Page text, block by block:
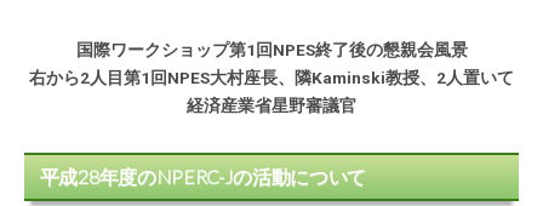
国際ワークショップ第1回NPES終了後の懇親会風景
右から2人目第1回NPES大村座長、隣Kaminski教授、2人置いて
経済産業省星野審議官
平成28年度のNPERC-Jの活動について